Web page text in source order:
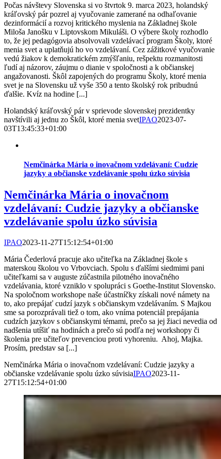
Počas návštevy Slovenska si vo štvrtok 9. marca 2023, holandský
kráľovský pár pozrel aj vyučovanie zamerané na odhaľovanie
dezinformácií a rozvoj kritického myslenia na Základnej škole
Miloša Janošku v Liptovskom Mikuláši. O výbere školy rozhodlo
to, že jej pedagógovia absolvovali vzdelávací program Školy, ktoré
menia svet a uplatňujú ho vo vzdelávaní. Cez zážitkové vyučovanie
vedú žiakov k demokratickém zmýšľaniu, rešpektu rozmanitosti
ľudí aj názorov, záujmu o dianie v spoločnosti a k občianskej
angažovanosti. Škôl zapojených do programu Školy, ktoré menia
svet je na Slovensku už vyše 350 a tento školský rok pribudnú
ďalšie. Kvíz na hodine [...]
Holandský kráľovský pár v sprievode slovenskej prezidentky
navštívili aj jednu zo Škôl, ktoré menia svetIPAO2023-07-
03T13:45:33+01:00
Nemčinárka Mária o inovačnom vzdelávaní: Cudzie
jazyky a občianske vzdelávanie spolu úzko súvisia
Nemčinárka Mária o inovačnom
vzdelávaní: Cudzie jazyky a občianske
vzdelávanie spolu úzko súvisia
IPAO2023-11-27T15:12:54+01:00
Mária Čederlová pracuje ako učiteľka na Základnej škole s
materskou školou vo Vrbovciach. Spolu s ďalšími siedmimi pani
učiteľkami sa v auguste zúčastnila pilotného inovačného
vzdelávania, ktoré vzniklo v spolupráci s Goethe-Institut Slovensko.
Na spoločnom workshope naše účastníčky získali nové námety na
to, ako prepájať cudzí jazyk s občianskym vzdelávaním. S Majkou
sme sa porozprávali tiež o tom, ako vníma potenciál prepájania
cudzích jazykov s občianskymi témami, prečo sa jej žiaci nevedia od
nadšenia utíšiť na hodinách a prečo sú podľa nej workshopy či
školenia pre učiteľov prevenciou proti vyhoreniu. Ahoj, Majka.
Prosím, predstav sa [...]
Nemčinárka Mária o inovačnom vzdelávaní: Cudzie jazyky a
občianske vzdelávanie spolu úzko súvisiaIPAO2023-11-
27T15:12:54+01:00